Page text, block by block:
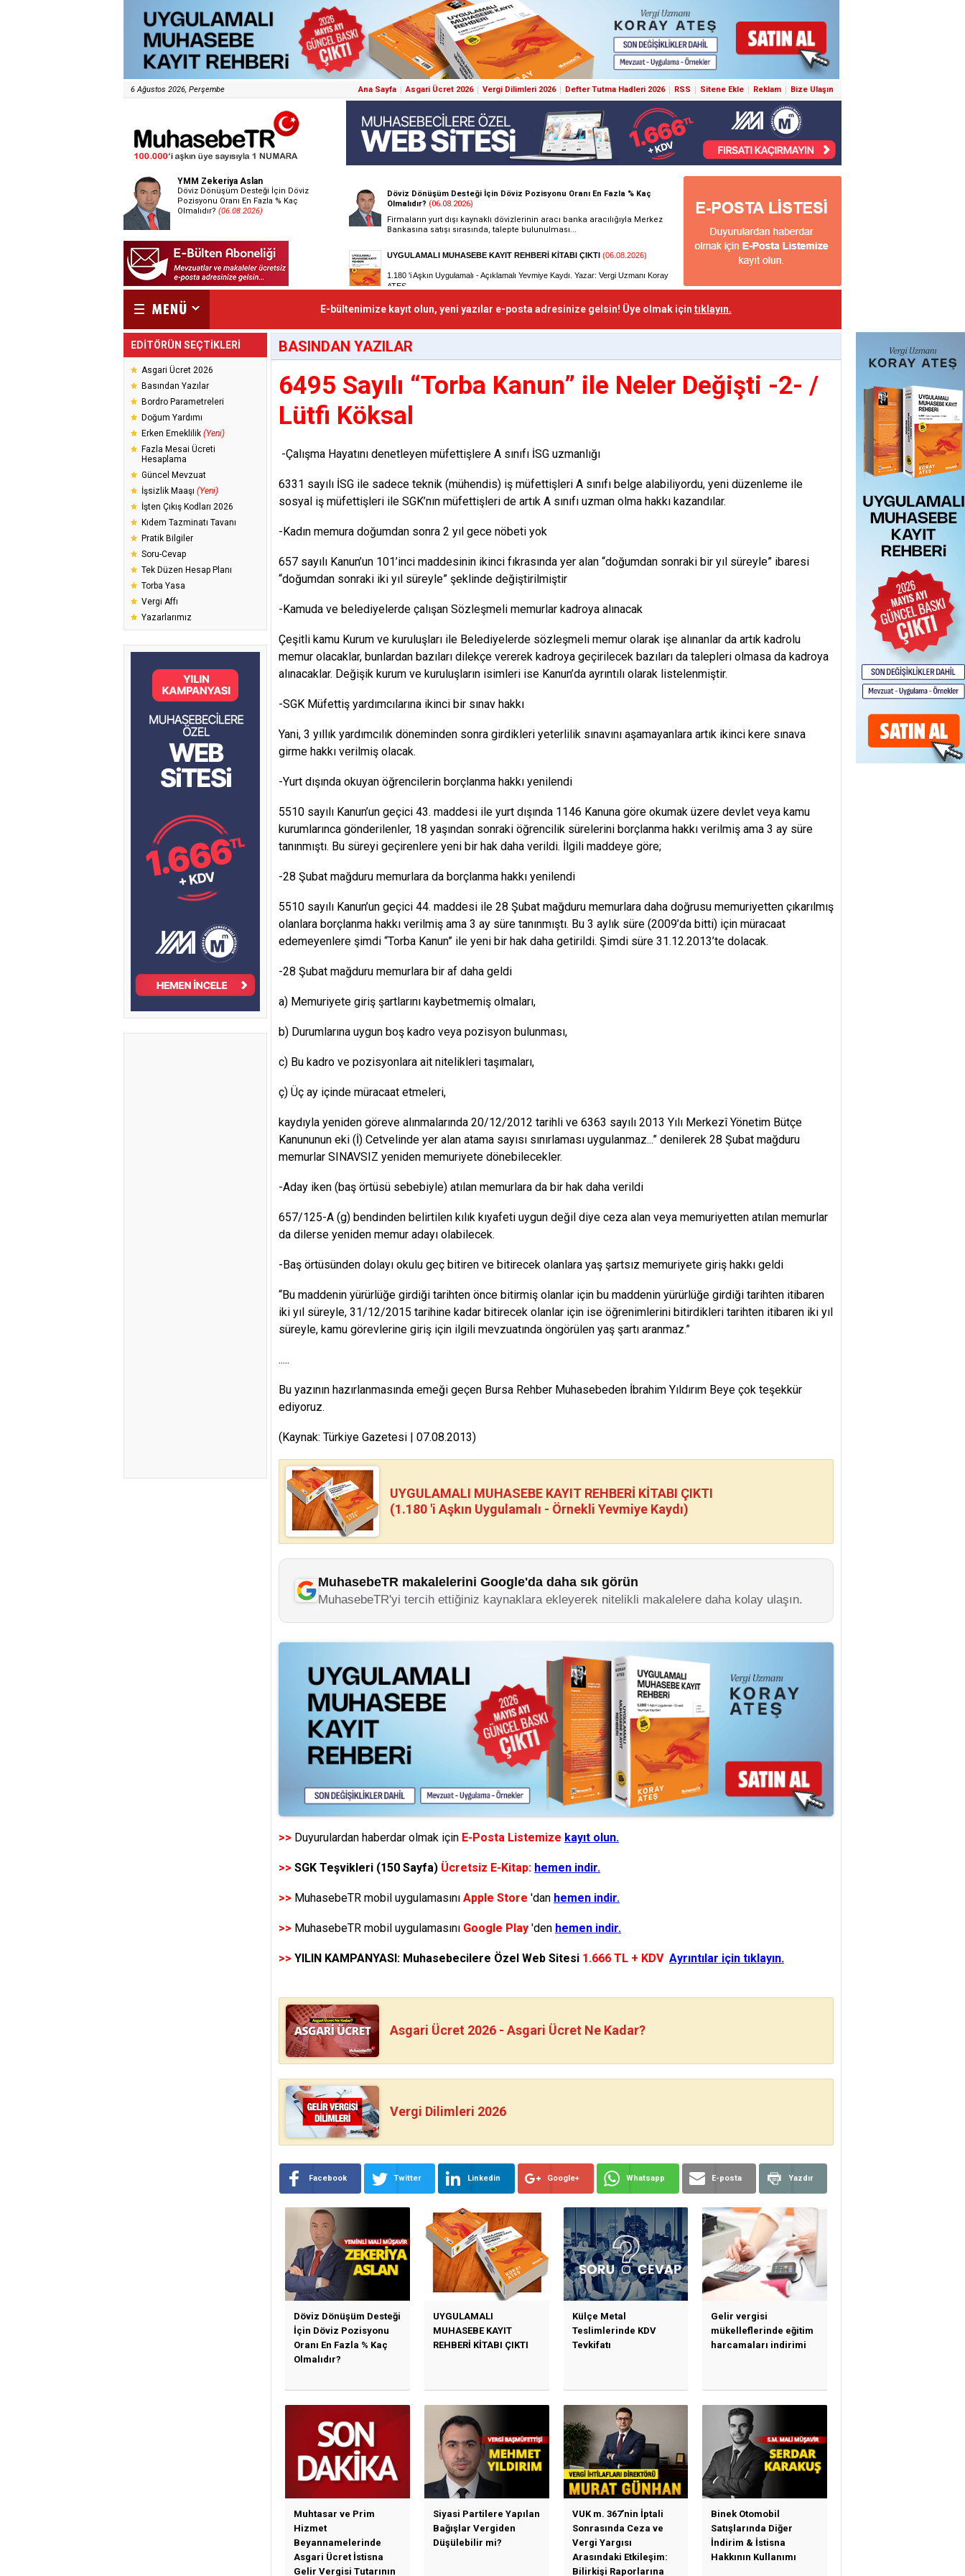
6 Ağustos 2026, Perşembe Ana Sayfa Asgari Ücret 2026 Vergi Dilimleri 2026 Defter Tutma Hadleri 2026 RSS Sitene Ekle Reklam Bize Ulaşın
YMM Zekeriya Aslan
Döviz Dönüşüm Desteği İçin Döviz
Pozisyonu Oranı En Fazla % Kaç
Olmalıdır? (06.08.2026)
E-bültenimize kayıt olun, yeni yazılar e-posta adresinize gelsin! Üye olmak için tıklayın.
EDİTÖRÜN SEÇTİKLERİ
Asgari Ücret 2026
Basından Yazılar
Bordro Parametreleri
Doğum Yardımı
Erken Emeklilik (Yeni)
Fazla Mesai Ücreti
Hesaplama
Güncel Mevzuat
İşsizlik Maaşı (Yeni)
İşten Çıkış Kodları 2026
Kıdem Tazminatı Tavanı
Pratik Bilgiler
Soru-Cevap
Tek Düzen Hesap Planı
Torba Yasa
Vergi Affı
Yazarlarımız
BASINDAN YAZILAR
6495 Sayılı “Torba Kanun” ile Neler Değişti -2- /
Lütfi Köksal
-Çalışma Hayatını denetleyen müfettişlere A sınıfı İSG uzmanlığı
6331 sayılı İSG ile sadece teknik (mühendis) iş müfettişleri A sınıfı belge alabiliyordu, yeni düzenleme ile
sosyal iş müfettişleri ile SGK’nın müfettişleri de artık A sınıfı uzman olma hakkı kazandılar.
-Kadın memura doğumdan sonra 2 yıl gece nöbeti yok
657 sayılı Kanun’un 101’inci maddesinin ikinci fıkrasında yer alan “doğumdan sonraki bir yıl süreyle” ibaresi
“doğumdan sonraki iki yıl süreyle” şeklinde değiştirilmiştir
-Kamuda ve belediyelerde çalışan Sözleşmeli memurlar kadroya alınacak
Çeşitli kamu Kurum ve kuruluşları ile Belediyelerde sözleşmeli memur olarak işe alınanlar da artık kadrolu
memur olacaklar, bunlardan bazıları dilekçe vererek kadroya geçirilecek bazıları da talepleri olmasa da kadroya
alınacaklar. Değişik kurum ve kuruluşların isimleri ise Kanun’da ayrıntılı olarak listelenmiştir.
-SGK Müfettiş yardımcılarına ikinci bir sınav hakkı
Yani, 3 yıllık yardımcılık döneminden sonra girdikleri yeterlilik sınavını aşamayanlara artık ikinci kere sınava
girme hakkı verilmiş olacak.
-Yurt dışında okuyan öğrencilerin borçlanma hakkı yenilendi
5510 sayılı Kanun’un geçici 43. maddesi ile yurt dışında 1146 Kanuna göre okumak üzere devlet veya kamu
kurumlarınca gönderilenler, 18 yaşından sonraki öğrencilik sürelerini borçlanma hakkı verilmiş ama 3 ay süre
tanınmıştı. Bu süreyi geçirenlere yeni bir hak daha verildi. İlgili maddeye göre;
-28 Şubat mağduru memurlara da borçlanma hakkı yenilendi
5510 sayılı Kanun’un geçici 44. maddesi ile 28 Şubat mağduru memurlara daha doğrusu memuriyetten çıkarılmış
olanlara borçlanma hakkı verilmiş ama 3 ay süre tanınmıştı. Bu 3 aylık süre (2009’da bitti) için müracaat
edemeyenlere şimdi “Torba Kanun” ile yeni bir hak daha getirildi. Şimdi süre 31.12.2013’te dolacak.
-28 Şubat mağduru memurlara bir af daha geldi
a) Memuriyete giriş şartlarını kaybetmemiş olmaları,
b) Durumlarına uygun boş kadro veya pozisyon bulunması,
c) Bu kadro ve pozisyonlara ait nitelikleri taşımaları,
ç) Üç ay içinde müracaat etmeleri,
kaydıyla yeniden göreve alınmalarında 20/12/2012 tarihli ve 6363 sayılı 2013 Yılı Merkezî Yönetim Bütçe
Kanununun eki (İ) Cetvelinde yer alan atama sayısı sınırlaması uygulanmaz...” denilerek 28 Şubat mağduru
memurlar SINAVSIZ yeniden memuriyete dönebilecekler.
-Aday iken (baş örtüsü sebebiyle) atılan memurlara da bir hak daha verildi
657/125-A (g) bendinden belirtilen kılık kıyafeti uygun değil diye ceza alan veya memuriyetten atılan memurlar
da dilerse yeniden memur adayı olabilecek.
-Baş örtüsünden dolayı okulu geç bitiren ve bitirecek olanlara yaş şartsız memuriyete giriş hakkı geldi
“Bu maddenin yürürlüğe girdiği tarihten önce bitirmiş olanlar için bu maddenin yürürlüğe girdiği tarihten itibaren
iki yıl süreyle, 31/12/2015 tarihine kadar bitirecek olanlar için ise öğrenimlerini bitirdikleri tarihten itibaren iki yıl
süreyle, kamu görevlerine giriş için ilgili mevzuatında öngörülen yaş şartı aranmaz.”
.....
Bu yazının hazırlanmasında emeği geçen Bursa Rehber Muhasebeden İbrahim Yıldırım Beye çok teşekkür
ediyoruz.
(Kaynak: Türkiye Gazetesi | 07.08.2013)
UYGULAMALI MUHASEBE KAYIT REHBERİ KİTABI ÇIKTI
(1.180 'i Aşkın Uygulamalı - Örnekli Yevmiye Kaydı)
MuhasebeTR makalelerini Google'da daha sık görün
MuhasebeTR'yi tercih ettiğiniz kaynaklara ekleyerek nitelikli makalelere daha kolay ulaşın.
>> Duyurulardan haberdar olmak için E-Posta Listemize kayıt olun.
>> SGK Teşvikleri (150 Sayfa) Ücretsiz E-Kitap: hemen indir.
>> MuhasebeTR mobil uygulamasını Apple Store 'dan hemen indir.
>> MuhasebeTR mobil uygulamasını Google Play 'den hemen indir.
>> YILIN KAMPANYASI: Muhasebecilere Özel Web Sitesi 1.666 TL + KDV Ayrıntılar için tıklayın.
Asgari Ücret 2026 - Asgari Ücret Ne Kadar?
Vergi Dilimleri 2026
Facebook Twitter Linkedin Google+ Whatsapp E-posta Yazdır
Döviz Dönüşüm Desteği
İçin Döviz Pozisyonu
Oranı En Fazla % Kaç
Olmalıdır?
UYGULAMALI
MUHASEBE KAYIT
REHBERİ KİTABI ÇIKTI
Külçe Metal
Teslimlerinde KDV
Tevkifatı
Gelir vergisi
mükelleflerinde eğitim
harcamaları indirimi
Muhtasar ve Prim
Hizmet
Beyannamelerinde
Asgari Ücret İstisna
Gelir Vergisi Tutarının
Siyasi Partilere Yapılan
Bağışlar Vergiden
Düşülebilir mi?
VUK m. 367’nin İptali
Sonrasında Ceza ve
Vergi Yargısı
Arasındaki Etkileşim:
Bilirkişi Raporlarına
Binek Otomobil
Satışlarında Diğer
İndirim & İstisna
Hakkının Kullanımı